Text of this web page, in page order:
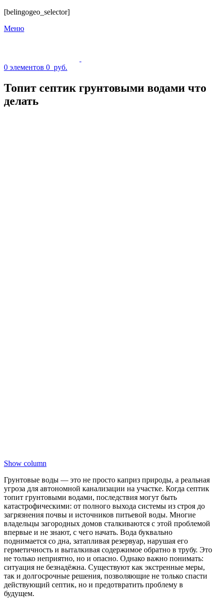
[belingogeo_selector]
Меню
0 элементов 0 руб.
Топит септик грунтовыми водами что
делать
Show column
Грунтовые воды — это не просто каприз природы, а реальная
угроза для автономной канализации на участке. Когда септик
топит грунтовыми водами, последствия могут быть
катастрофическими: от полного выхода системы из строя до
загрязнения почвы и источников питьевой воды. Многие
владельцы загородных домов сталкиваются с этой проблемой
впервые и не знают, с чего начать. Вода буквально
поднимается со дна, затапливая резервуар, нарушая его
герметичность и выталкивая содержимое обратно в трубу. Это
не только неприятно, но и опасно. Однако важно понимать:
ситуация не безнадёжна. Существуют как экстренные меры,
так и долгосрочные решения, позволяющие не только спасти
действующий септик, но и предотвратить проблему в
будущем.